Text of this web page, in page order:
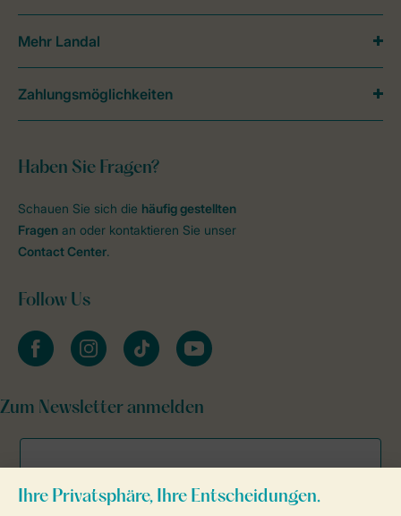
Haben Sie Fragen?
Schauen Sie sich die häufig gestellten
Fragen an oder kontaktieren Sie unser
Contact Center.
Follow Us
facebookinstagramtiktok youtube
Zum Newsletter anmelden
Mehr Landal
Zahlungsmöglichkeiten